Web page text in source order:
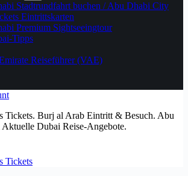
Stadtrundfahrt buchen / Abu Dhabi City
Eintrittskarten
Premium Sightseeingtour
Tipps
Reiseführer (VAE)
Tickets. Burj al Arab Eintritt & Besuch. Abu
Dubai Reise-Angebote.
Tickets